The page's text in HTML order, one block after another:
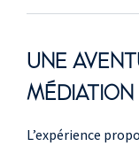
UNE
MÉDIATION
L’expérience